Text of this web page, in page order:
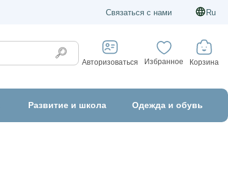
Связаться с нами Ru
Авторизоваться Избранное Корзина
Развитие и школа Одежда и обувь